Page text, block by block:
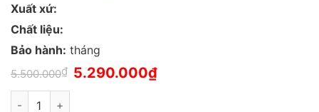
Xuất xứ:
Chất liệu:
Bảo hành: tháng
5.500.000₫ Giá
gốc
5.290.000₫Giá
hiện
Bàn học thông minh VTP-BH03 xanh, nâng hạ độ cao, kèm